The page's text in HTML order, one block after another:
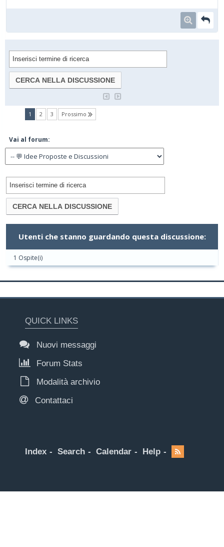
1 (current)
2 3 Prossimo
Vai al forum:
Utenti che stanno guardando questa discussione:
1 Ospite(i)
QUICK LINKS
Nuovi messaggi
Forum Stats
Modalità archivio
Contattaci
Index Search Calendar Help